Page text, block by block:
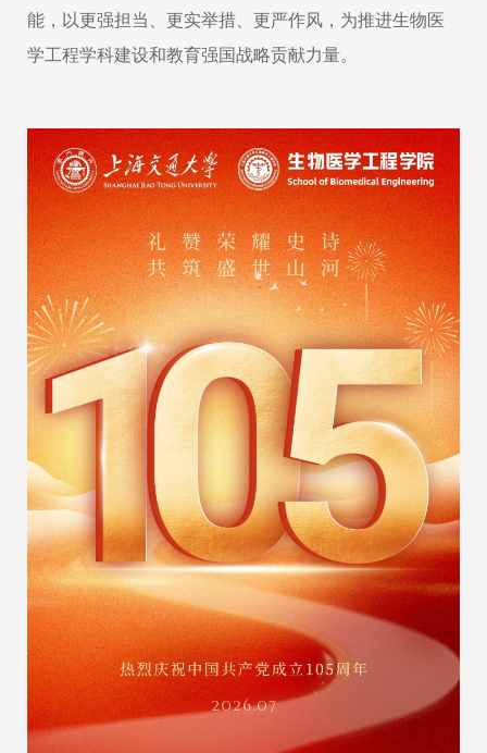
能，以更强担当、更实举措、更严作风，为推进生物医
学工程学科建设和教育强国战略贡献力量。